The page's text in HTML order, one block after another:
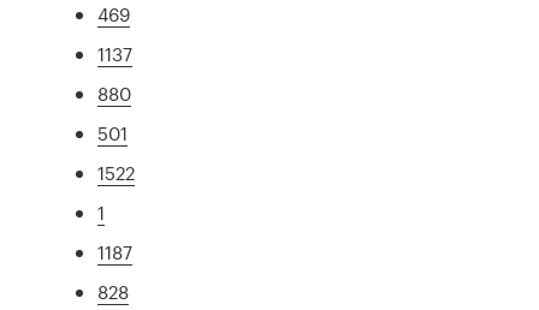
469
1137
880
501
1522
1
1187
828